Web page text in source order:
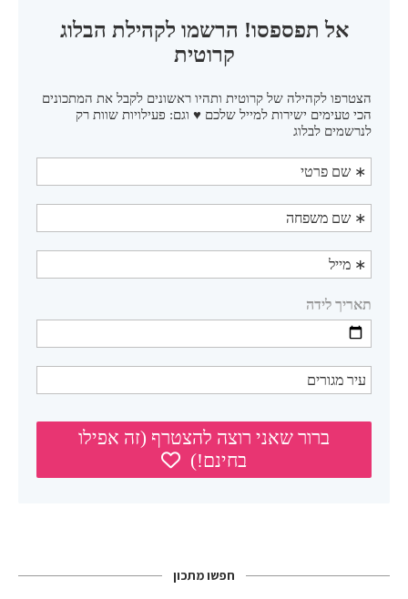
חפשו מתכון